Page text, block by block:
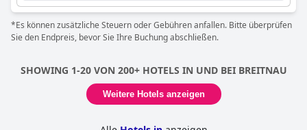
*Es können zusätzliche Steuern oder Gebühren anfallen. Bitte überprüfen
Sie den Endpreis, bevor Sie Ihre Buchung abschließen.
SHOWING 1-20 VON 200+ HOTELS IN UND BEI BREITNAU
Weitere Hotels anzeigen